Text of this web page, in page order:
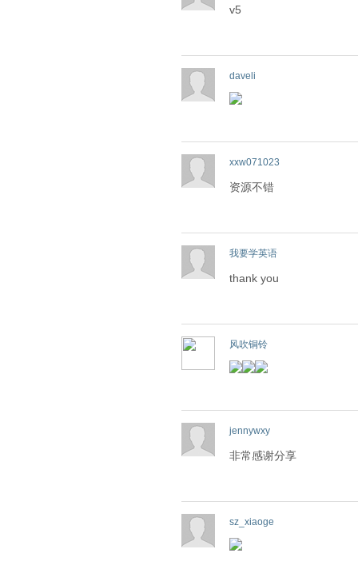
v5
daveli
xxw071023
资源不错
我要学英语
thank you
风吹铜铃
jennywxy
非常感谢分享
sz_xiaoge